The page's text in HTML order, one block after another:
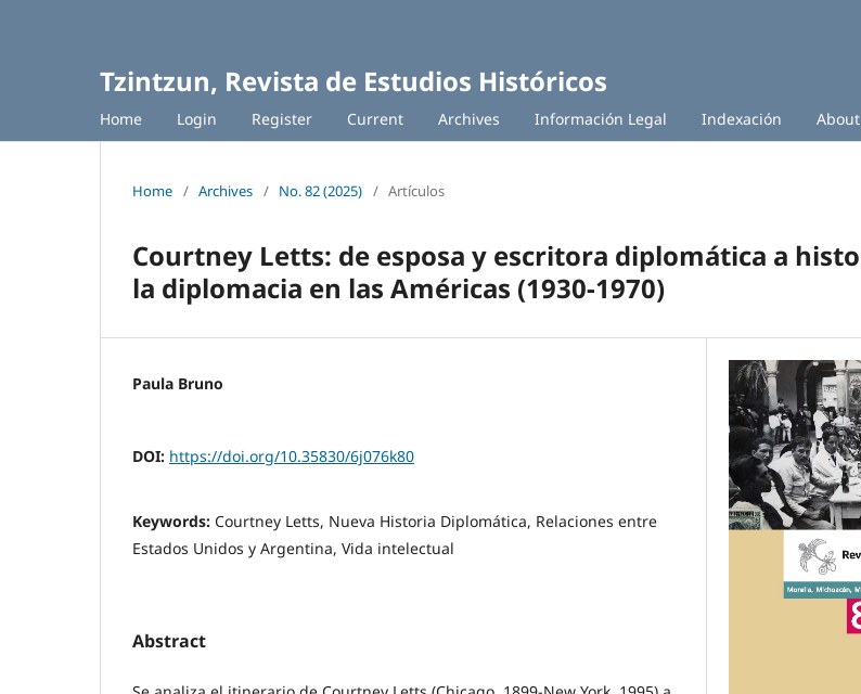
Tzintzun, Revista de Estudios Históricos
Home Login Register Current Archives Información Legal Indexación About
Home / Archives / No. 82 (2025) / Artículos
Courtney Letts: de esposa y escritora diplomática a
la diplomacia en las Américas (1930-1970)
Paula Bruno
DOI: https://doi.org/10.35830/6j076k80
Keywords: Courtney Letts, Nueva Historia Diplomática, Relaciones entre
Estados Unidos y Argentina, Vida intelectual
Abstract